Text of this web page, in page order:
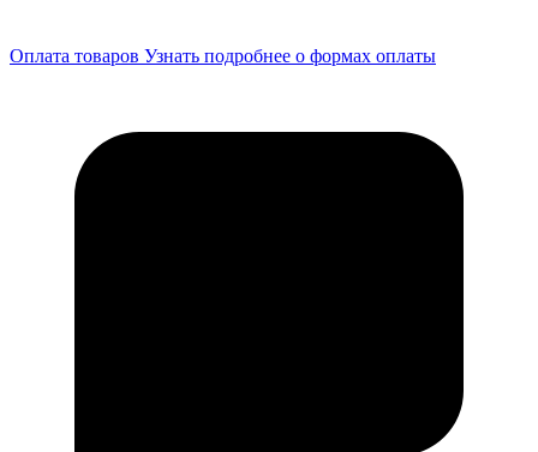
Оплата товаров Узнать подробнее о формах оплаты